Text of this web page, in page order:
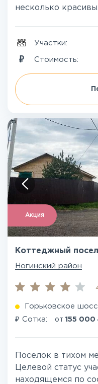
несколько
Участки:
Стоимость:
Акция
Коттеджный
Ногинский район
Горьковское
₽ Сотка: от 155 000
Поселок в тихом
Целевой статус
находящемся по